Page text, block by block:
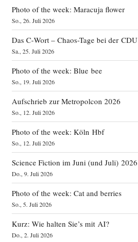
Photo of the week: Maracuja flower
So., 26. Juli 2026
Das C‑Wort – Chaos-Tage bei der CDU
Sa., 25. Juli 2026
Photo of the week: Blue bee
So., 19. Juli 2026
Aufschrieb zur Metropolcon 2026
So., 12. Juli 2026
Photo of the week: Köln Hbf
So., 12. Juli 2026
Science Fiction im Juni (und Juli) 2026
Do., 9. Juli 2026
Photo of the week: Cat and berries
So., 5. Juli 2026
Kurz: Wie halten Sie’s mit AI?
Do., 2. Juli 2026